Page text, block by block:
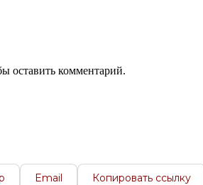
оставить комментарий.
Email Копировать ссылку